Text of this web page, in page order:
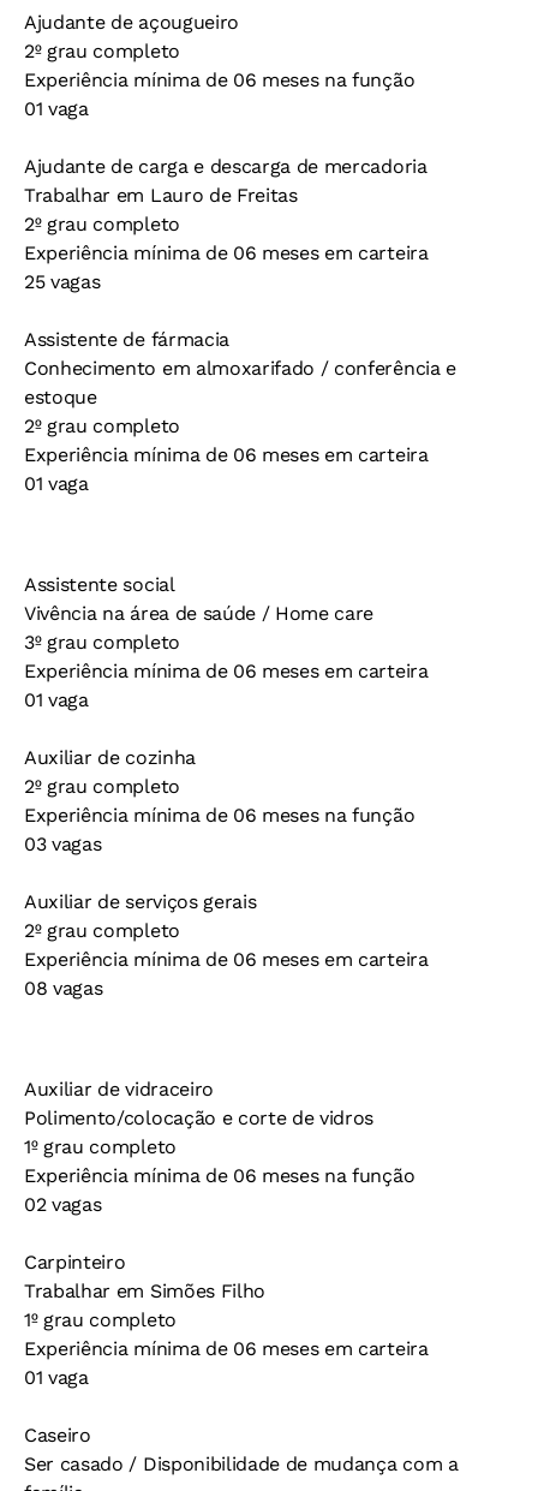
Ajudante de açougueiro
2º grau completo
Experiência mínima de 06 meses na função
01 vaga
Ajudante de carga e descarga de mercadoria
Trabalhar em Lauro de Freitas
2º grau completo
Experiência mínima de 06 meses em carteira
25 vagas
Assistente de fármacia
Conhecimento em almoxarifado / conferência e
estoque
2º grau completo
Experiência mínima de 06 meses em carteira
01 vaga
Assistente social
Vivência na área de saúde / Home care
3º grau completo
Experiência mínima de 06 meses em carteira
01 vaga
Auxiliar de cozinha
2º grau completo
Experiência mínima de 06 meses na função
03 vagas
Auxiliar de serviços gerais
2º grau completo
Experiência mínima de 06 meses em carteira
08 vagas
Auxiliar de vidraceiro
Polimento/colocação e corte de vidros
1º grau completo
Experiência mínima de 06 meses na função
02 vagas
Carpinteiro
Trabalhar em Simões Filho
1º grau completo
Experiência mínima de 06 meses em carteira
01 vaga
Caseiro
Ser casado / Disponibilidade de mudança com a